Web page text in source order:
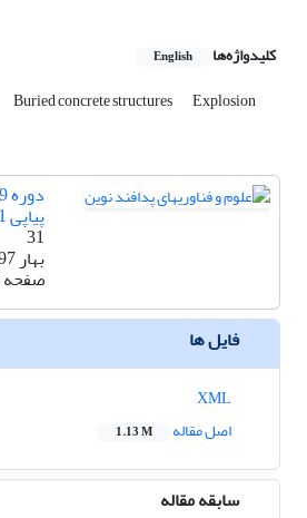
کلیدواژه‌ها English
Buried concrete structures Explosion
پیاپی 31
31
بهار 1397
صفحه
فایل ها
اصل مقاله
1.13 M
سابقه مقاله